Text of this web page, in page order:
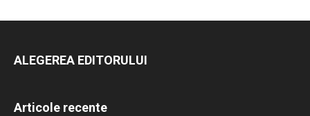
ALEGEREA EDITORULUI
Articole recente